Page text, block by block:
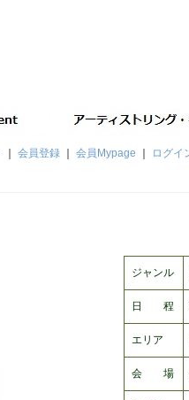
会員登録 会員Mypage ログイ
ジャンル
日 程
エリア
会 場